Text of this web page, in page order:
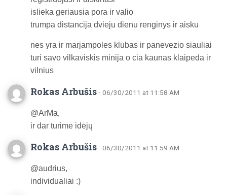
islieka geriausia pora ir valio
trumpa distancija dvieju dienu renginys ir aisku
nes yra ir marjampoles klubas ir panevezio siauliai
turi savo vilkaviskis minija o cia kaunas klaipeda ir
vilnius
Rokas Arbušis · 06/30/2011 at 11:58 AM
@ArMa,
ir dar turime idėjų
Rokas Arbušis · 06/30/2011 at 11:59 AM
@audrius,
individualiai :)